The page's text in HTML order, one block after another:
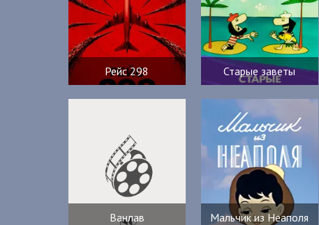
Рейс 298 Старые заветы
Ванлав Мальчик из Неаполя